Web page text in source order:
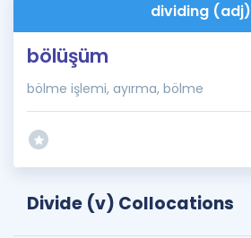
İngilizce Gramer
dividing (adj)
bölüşüm
bölme işlemi, ayırma, bölme
Divide (v) Collocations